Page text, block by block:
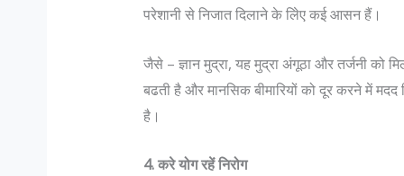
परेशानी से निजात दिलाने के लिेए कई आसन हैं।
जैसे – ज्ञान मुद्रा, यह मुद्रा अंगूठा और तर्जनी को
बढती है और मानसिक बीमारियों को दूर करने में
है।
4. करे योग रहें निरोग